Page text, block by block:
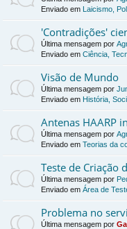
Enviado em Laicismo,
'Contradições'
Última mensagem por
Enviado em Ciência,
Visão de Mundo
Última mensagem por
Enviado em História,
Antenas HAARP
Última mensagem por
Enviado em Teorias da
Teste de Criação
Última mensagem por
Enviado em Área de
Problema no
Última mensagem por